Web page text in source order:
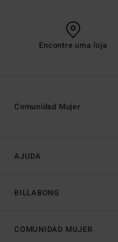
Encontre uma loja
AJUDA
BILLABONG
Comunidad Mujer
COMUNIDAD MUJER